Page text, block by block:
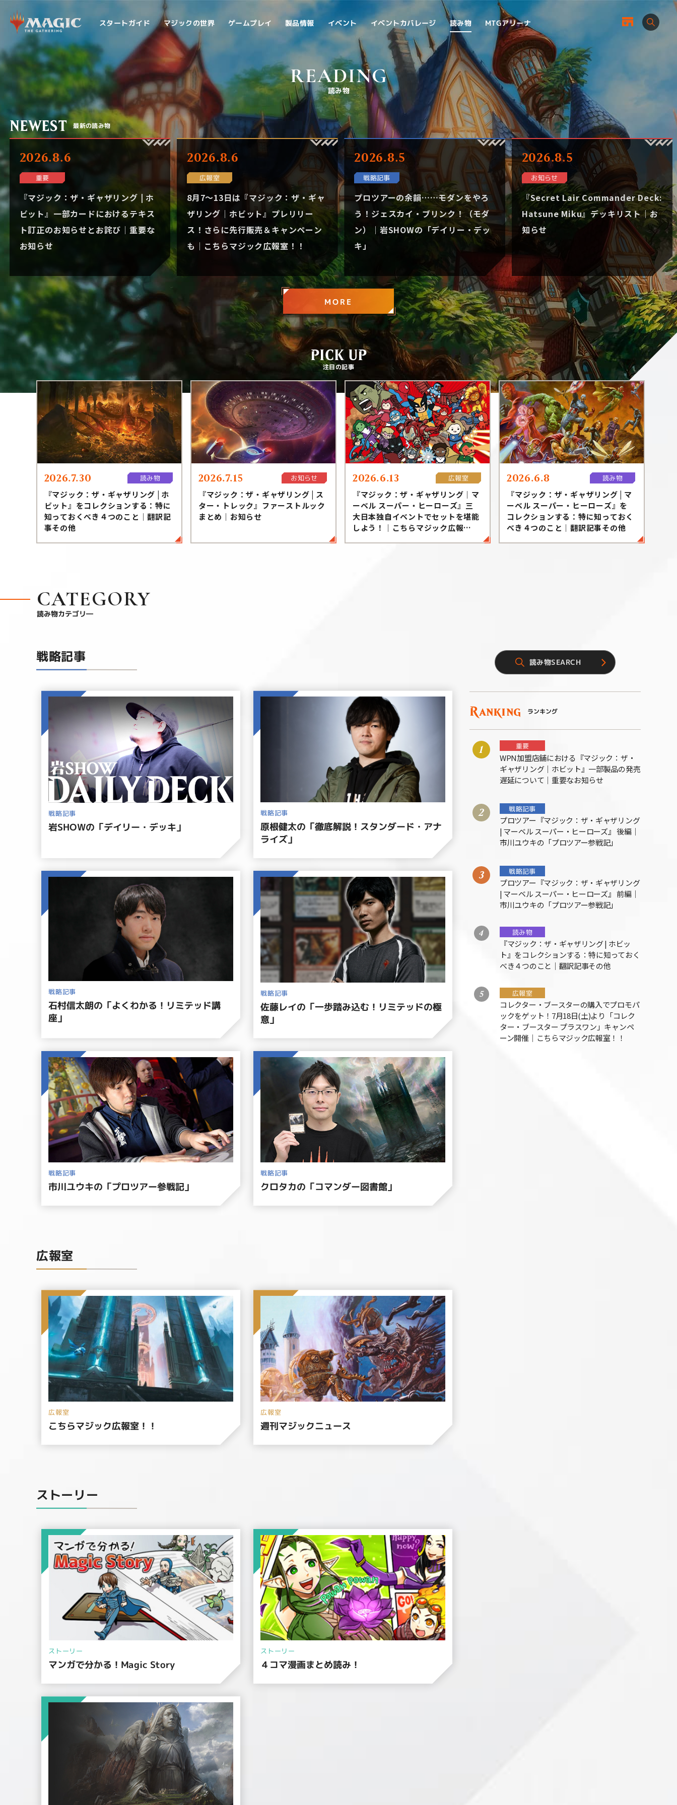
スタートガイド マジックの世界 ゲームプレイ 製品情報 イベント イベントカバレージ 読み物 MTGアリーナ
READING
読み物
NEWEST 最新の読み物
2026.8.6
重要
『マジック：ザ・ギャザリング | ホ
ビット』一部カードにおけるテキス
ト訂正のお知らせとお詫び｜重要な
お知らせ
2026.8.6
広報室
8月7～13日は『マジック：ザ・ギャ
ザリング｜ホビット』プレリリー
ス！さらに先行販売＆キャンペーン
も｜こちらマジック広報室！！
2026.8.5
戦略記事
プロツアーの余韻……モダンをやろ
う！ジェスカイ・ブリンク！（モダ
ン）｜岩SHOWの「デイリー・デッ
キ」
2026.8.5
お知らせ
『Secret Lair Commander Deck:
Hatsune Miku』デッキリスト｜お
知らせ
MORE
PICK UP
注目の記事
2026.7.30 読み物
『マジック：ザ・ギャザリング | ホ
ビット』をコレクションする：特に
知っておくべき４つのこと｜翻訳記
事その他
2026.7.15 お知らせ
『マジック：ザ・ギャザリング | ス
ター・トレック』ファーストルック
まとめ｜お知らせ
2026.6.13 広報室
『マジック：ザ・ギャザリング｜マ
ーベル スーパー・ヒーローズ』三
大日本独自イベントでセットを堪能
しよう！｜こちらマジック広報
2026.6.8 読み物
『マジック：ザ・ギャザリング | マ
ーベル スーパー・ヒーローズ』を
コレクションする：特に知っておく
べき４つのこと｜翻訳記事その他
CATEGORY
読み物カテゴリ―
読み物SEARCH
戦略記事
戦略記事
岩SHOWの「デイリー・デッキ」
戦略記事
原根健太の「徹底解説！スタンダード・アナ
ライズ」
戦略記事
石村信太朗の「よくわかる！リミテッド講
座」
戦略記事
佐藤レイの「一歩踏み込む！リミテッドの極
意」
戦略記事
市川ユウキの「プロツアー参戦記」
戦略記事
クロタカの「コマンダー図書館」
広報室
広報室
こちらマジック広報室！！
広報室
週刊マジックニュース
ストーリー
ストーリー
マンガで分かる！Magic Story
ストーリー
４コマ漫画まとめ読み！
Ranking ランキング
重要
WPN加盟店舗における『マジック：ザ・
ギャザリング｜ホビット』一部製品の発売
遅延について｜重要なお知らせ
戦略記事
プロツアー『マジック：ザ・ギャザリング
| マーベル スーパー・ヒーローズ』 後編｜
市川ユウキの「プロツアー参戦記」
戦略記事
プロツアー『マジック：ザ・ギャザリング
| マーベル スーパー・ヒーローズ』 前編｜
市川ユウキの「プロツアー参戦記」
読み物
『マジック：ザ・ギャザリング | ホビッ
ト』をコレクションする：特に知っておく
べき４つのこと｜翻訳記事その他
広報室
コレクター・ブースターの購入でプロモパ
ックをゲット！7月18日(土)より「コレク
ター・ブースター プラスワン」キャンペ
ーン開催｜こちらマジック広報室！！